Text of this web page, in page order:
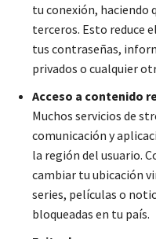
tu conexión, haciendo
terceros. Esto reduce
tus contraseñas,
privados o cualquier
Acceso a contenido
Muchos servicios de
comunicación y
la región del usuario.
cambiar tu ubicación
series, películas o
bloqueadas en tu país.